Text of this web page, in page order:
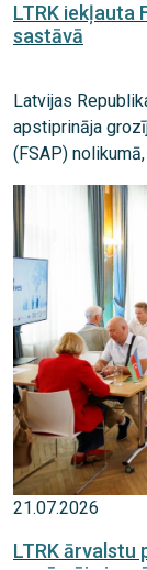
LTRK iekļauta
sastāvā
Latvijas
apstiprināja
(FSAP)
21.07.2026
LTRK